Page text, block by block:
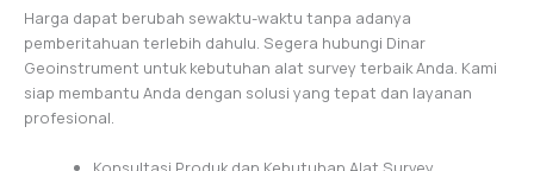
Harga dapat berubah sewaktu-waktu tanpa adanya
pemberitahuan terlebih dahulu. Segera hubungi Dinar
Geoinstrument untuk kebutuhan alat survey terbaik Anda. Kami
siap membantu Anda dengan solusi yang tepat dan layanan
profesional.